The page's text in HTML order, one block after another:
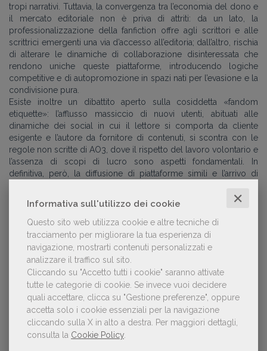
Informativa sull'utilizzo dei cookie ✕
Questo sito web utilizza cookie e altre tecniche di
tracciamento per migliorare la tua esperienza di
navigazione, mostrarti contenuti personalizzati e
analizzare il traffico sul sito.
Cliccando su "Accetto tutti i cookie" saranno attivate
tutte le categorie di cookie. Se invece vuoi decidere
quali accettare, clicca su "Gestione preferenze", oppure
accetta solo i cookie essenziali per la navigazione
cliccando sulla X in alto a destra.
Per maggiori dettagli,
consulta la Cookie Policy
tropi narrativi. Tuttavia, la convergenza tra l’economia del dono e
il mercato editoriale non è priva di attriti: da un lato, la
professionalizzazione della fanfiction offre agli scrittori e alle
scrittrici emergenti una via d’accesso all’editoria; dall’altro, rischia
di alterare le dinamiche di collaborazione disinteressata che
rendono uniche queste piattaforme, introducendo logiche
competitive e di autopromozione in spazi nati per l’evasione e la
condivisione pura.
Esiste inoltre un dibattito aperto sulla cosiddetta «fandom
etiquette»: l’afflusso massiccio di nuovi utenti, abituati alle
dinamiche dei social in cui il lettore si comporta da cliente
esigente e l’autore da fornitore di contenuti, si scontra con le
regole non scritte di AO3, dove il rispetto del lavoro volontario e
l’assenza di scopi di lucro sono aspetti fondamentali. In
definitiva, però, la diffusione di piattaforme simili e l’arrivo di
laboratorio di pratiche narrative
banco di prova per generi, stili e tematiche, ben oltre il suo
passato di nicchia.
L'autore: Elisa Buletti
Laureata in Lettere all’Università degli Studi di
Verona, ho conseguito il master Booktelling,
comunicare e vendere contenuti editoriali
dell’Università Cattolica di Milano che mi ha
permesso di coniugare il mio interesse per i libri e